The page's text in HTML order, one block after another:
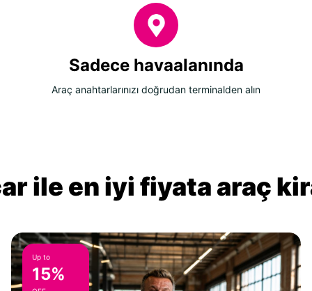
Sadece havaalanında
Araç anahtarlarınızı doğrudan terminalden alın
ile en iyi fiyata araç
Up to
15%